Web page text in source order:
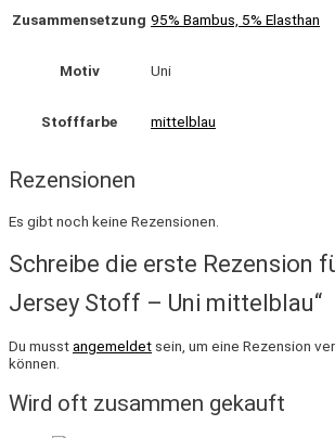
Zusammensetzung 95% Bambus, 5% Elasthan
Motiv Uni
Stofffarbe mittelblau
Rezensionen
Es gibt noch keine Rezensionen.
Schreibe die erste Rezension
Jersey Stoff – Uni mittelblau“
Du musstangemeldet sein, um eine Rezension
können.
Wird oft zusammen gekauft